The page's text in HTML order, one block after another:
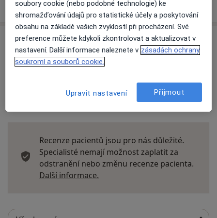
o adrese
Názory
Přidejte svůj názor
Recenze pacientů jsou pro nás důležité.
Specialisté nemají možnost zaplatit za
odstranění nebo změnu recenze pacienta.
Další informace.
soubory cookie (nebo podobné technologie) ke
shromažďování údajů pro statistické účely a poskytování
obsahu na základě vašich zvyklostí při procházení. Své
preference můžete kdykoli zkontrolovat a aktualizovat v
nastavení. Další informace naleznete v zásadách ochrany
soukromí a souborů cookie.
Upravit nastavení Přijmout